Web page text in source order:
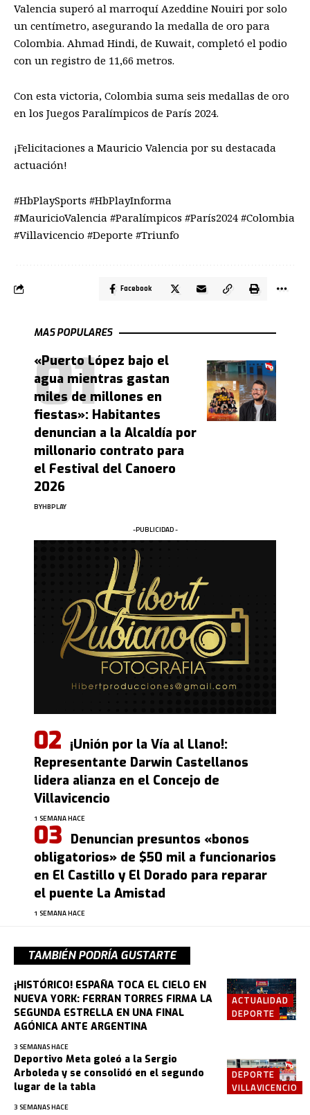
Valencia superó al marroquí Azeddine Nouiri por solo
un centímetro, asegurando la medalla de oro para
Colombia. Ahmad Hindi, de Kuwait, completó el podio
con un registro de 11,66 metros.
Con esta victoria, Colombia suma seis medallas de oro
en los Juegos Paralímpicos de París 2024.
¡Felicitaciones a Mauricio Valencia por su destacada
actuación!
#HbPlaySports #HbPlayInforma
#MauricioValencia #Paralímpicos #París2024 #Colombia
#Villavicencio #Deporte #Triunfo
Facebook
MAS POPULARES
«Puerto López bajo el
agua mientras gastan
miles de millones en
fiestas»: Habitantes
denuncian a la Alcaldía por
millonario contrato para
el Festival del Canoero
2026
BYHBPLAY
-PUBLICIDAD -
¡Unión por la Vía al Llano!:
Representante Darwin Castellanos
lidera alianza en el Concejo de
Villavicencio
1 SEMANA HACE
Denuncian presuntos «bonos
obligatorios» de $50 mil a funcionarios
en El Castillo y El Dorado para reparar
el puente La Amistad
1 SEMANA HACE
TAMBIÉN PODRÍA GUSTARTE
ACTUALIDAD
DEPORTE
¡HISTÓRICO! ESPAÑA TOCA EL CIELO EN
NUEVA YORK: FERRAN TORRES FIRMA LA
SEGUNDA ESTRELLA EN UNA FINAL
AGÓNICA ANTE ARGENTINA
3 SEMANAS HACE
DEPORTE
VILLAVICENCIO
Deportivo Meta goleó a la Sergio
Arboleda y se consolidó en el segundo
lugar de la tabla
3 SEMANAS HACE